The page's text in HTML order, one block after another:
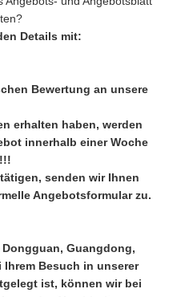
Details mit:
Bewertung an unsere
erhalten haben, werden
innerhalb einer Woche
senden wir Ihnen
Angebotsformular zu.
Guangdong,
Besuch in unserer
ist, können wir bei